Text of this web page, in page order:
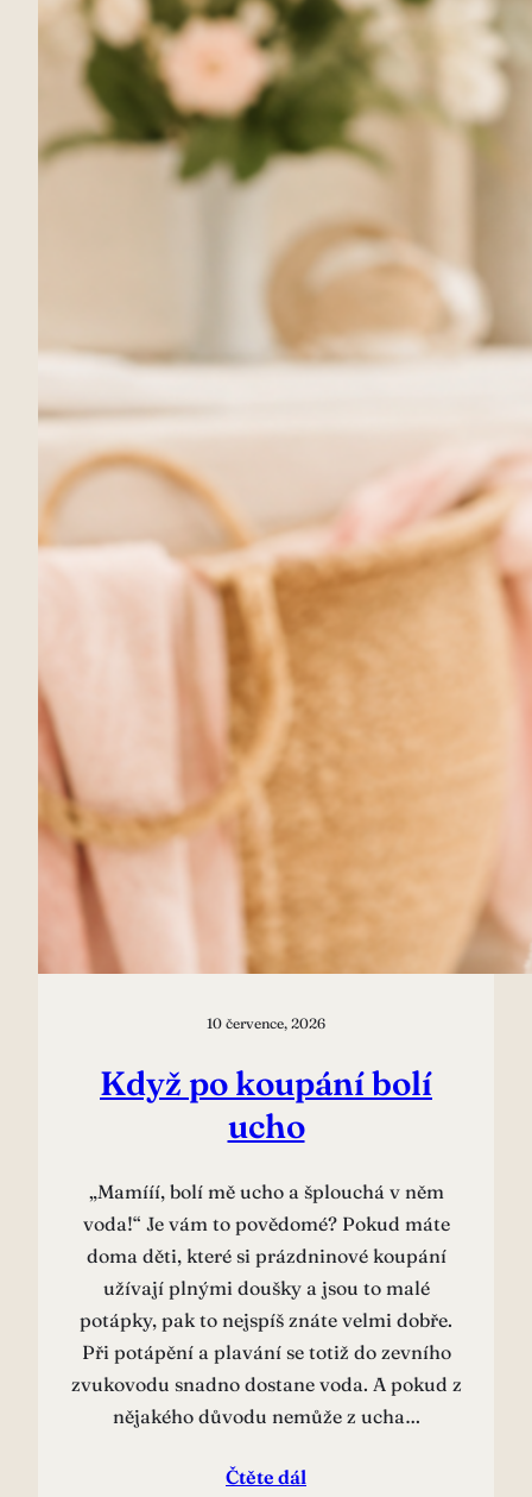
10 července, 2026
Když po koupání bolí
ucho
„Mamííí, bolí mě ucho a šplouchá v něm
voda!“ Je vám to povědomé? Pokud máte
doma děti, které si prázdninové koupání
užívají plnými doušky a jsou to malé
potápky, pak to nejspíš znáte velmi dobře.
Při potápění a plavání se totiž do zevního
zvukovodu snadno dostane voda. A pokud z
nějakého důvodu nemůže z ucha…
Čtěte dál